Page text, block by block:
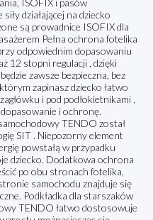
ISOFIX i pasów
działającej na dziecko
są prowadnice ISOFIX dla
Pełna ochrona fotelika
odpowiednim dopasowaniu
12 stopni regulacji , dzięki
zawsze bezpieczna, bez
zapinasz dziecko łatwo
i pod podłokietnikami ,
i ochronę.
TENDO został
SIT . Niepozorny element
powstałą w przypadku
dziecko. Dodatkowa ochrona
po obu stronach fotelika,
samochodu znajduje się
Podkładka dla starszaków
TENDO łatwo dostosowuje